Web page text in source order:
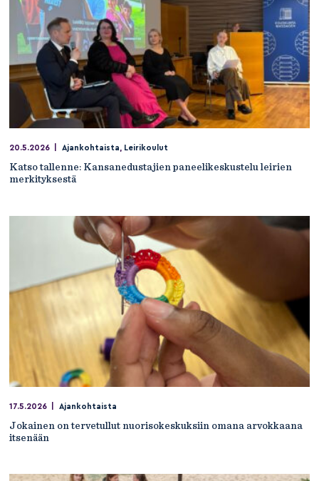
20.5.2026 Ajankohtaista Leirikoulut
Katso tallenne: Kansanedustajien paneelikeskustelu leirien
merkityksestä
17.5.2026 Ajankohtaista
Jokainen on tervetullut nuorisokeskuksiin omana arvokkaana
itsenään